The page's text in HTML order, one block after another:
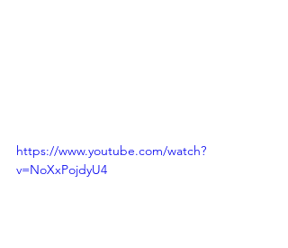
https://www.youtube.com/watch?
v=NoXxPojdyU4